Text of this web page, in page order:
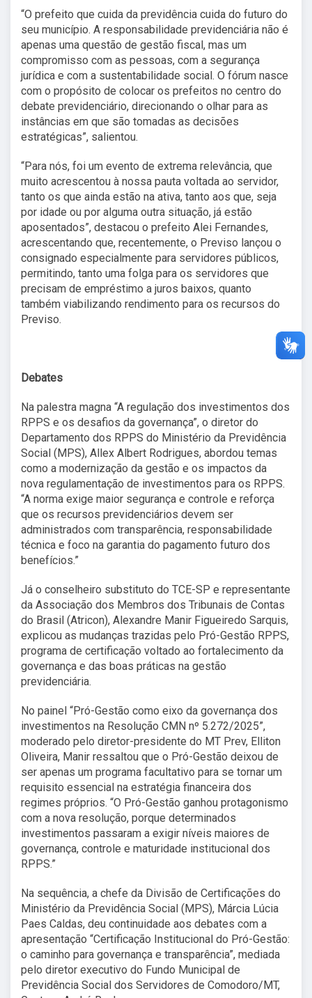
“O prefeito que cuida da previdência cuida do futuro do
seu município. A responsabilidade previdenciária não é
apenas uma questão de gestão fiscal, mas um
compromisso com as pessoas, com a segurança
jurídica e com a sustentabilidade social. O fórum nasce
com o propósito de colocar os prefeitos no centro do
debate previdenciário, direcionando o olhar para as
instâncias em que são tomadas as decisões
estratégicas”, salientou.
“Para nós, foi um evento de extrema relevância, que
muito acrescentou à nossa pauta voltada ao servidor,
tanto os que ainda estão na ativa, tanto aos que, seja
por idade ou por alguma outra situação, já estão
aposentados”, destacou o prefeito Alei Fernandes,
acrescentando que, recentemente, o Previso lançou o
consignado especialmente para servidores públicos,
permitindo, tanto uma folga para os servidores que
precisam de empréstimo a juros baixos, quanto
também viabilizando rendimento para os recursos do
Previso.
Debates
Na palestra magna “A regulação dos investimentos dos
RPPS e os desafios da governança”, o diretor do
Departamento dos RPPS do Ministério da Previdência
Social (MPS), Allex Albert Rodrigues, abordou temas
como a modernização da gestão e os impactos da
nova regulamentação de investimentos para os RPPS.
“A norma exige maior segurança e controle e reforça
que os recursos previdenciários devem ser
administrados com transparência, responsabilidade
técnica e foco na garantia do pagamento futuro dos
benefícios.”
Já o conselheiro substituto do TCE-SP e representante
da Associação dos Membros dos Tribunais de Contas
do Brasil (Atricon), Alexandre Manir Figueiredo Sarquis,
explicou as mudanças trazidas pelo Pró-Gestão RPPS,
programa de certificação voltado ao fortalecimento da
governança e das boas práticas na gestão
previdenciária.
No painel “Pró-Gestão como eixo da governança dos
investimentos na Resolução CMN nº 5.272/2025”,
moderado pelo diretor-presidente do MT Prev, Elliton
Oliveira, Manir ressaltou que o Pró-Gestão deixou de
ser apenas um programa facultativo para se tornar um
requisito essencial na estratégia financeira dos
regimes próprios. “O Pró-Gestão ganhou protagonismo
com a nova resolução, porque determinados
investimentos passaram a exigir níveis maiores de
governança, controle e maturidade institucional dos
RPPS.”
Na sequência, a chefe da Divisão de Certificações do
Ministério da Previdência Social (MPS), Márcia Lúcia
Paes Caldas, deu continuidade aos debates com a
apresentação “Certificação Institucional do Pró-Gestão:
o caminho para governança e transparência”, mediada
pelo diretor executivo do Fundo Municipal de
Previdência Social dos Servidores de Comodoro/MT,